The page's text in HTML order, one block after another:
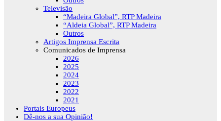
Televisão
“Madeira Global”, RTP Madeira
“Aldeia Global”, RTP Madeira
Outros
Artigos Imprensa Escrita
Comunicados de Imprensa
2026
2025
2024
2023
2022
2021
Portais Europeus
Dê-nos a sua Opinião!